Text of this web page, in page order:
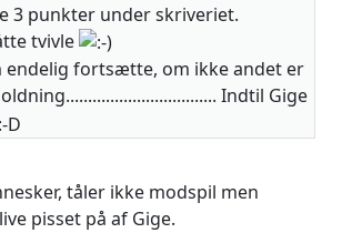
3 punkter under skriveriet.
tvivle
endelig fortsætte, om ikke andet er
Indtil Gige
tåler ikke modspil men
pisset på af Gige.